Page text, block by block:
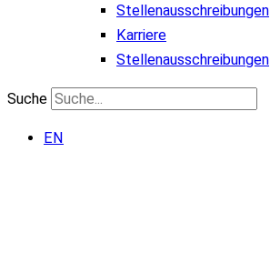
Stellenausschreibungen
Karriere
Stellenausschreibungen
Suche
EN